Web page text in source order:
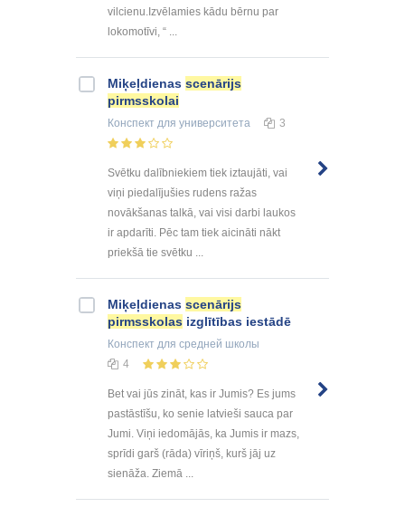
vilcienu.Izvēlamies kādu bērnu par
lokomotīvi, “ ...
Miķeļdienas scenārijs
pirmsskolai
Конспект для университета 3
Svētku dalībniekiem tiek iztaujāti, vai
viņi piedalījušies rudens ražas
novākšanas talkā, vai visi darbi laukos
ir apdarīti. Pēc tam tiek aicināti nākt
priekšā tie svētku ...
Miķeļdienas scenārijs
pirmsskolas izglītības iestādē
Конспект для средней школы
4
Bet vai jūs zināt, kas ir Jumis? Es jums
pastāstīšu, ko senie latvieši sauca par
Jumi. Viņi iedomājās, ka Jumis ir mazs,
sprīdi garš (rāda) vīriņš, kurš jāj uz
sienāža. Ziemā ...